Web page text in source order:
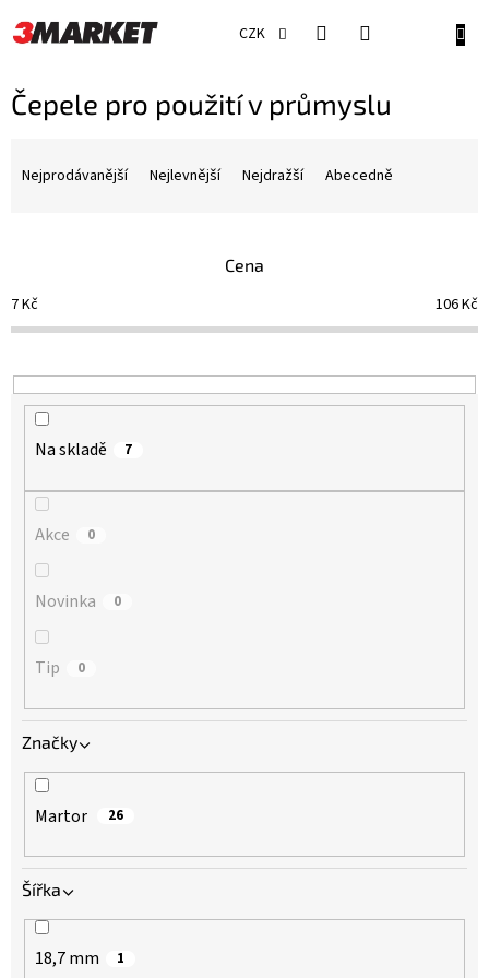
na
obsah
CZK
Čepele pro použití v průmyslu
p
r
o
u
Nejprodávanější Nejlevnější Nejdražší Abecedně
Cena
7Kč 106Kč
Na skladě 7
Akce 0
Novinka 0
Tip 0
Značky
Martor 26
Šířka
18,7 mm 1